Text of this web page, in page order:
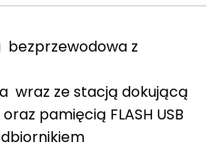
z
wraz ze stacją dokującą
pamięcią FLASH USB